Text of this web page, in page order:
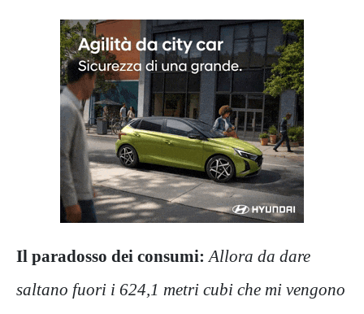
Il paradosso dei consumi: Allora da dare
saltano fuori i 624,1 metri cubi che mi vengono